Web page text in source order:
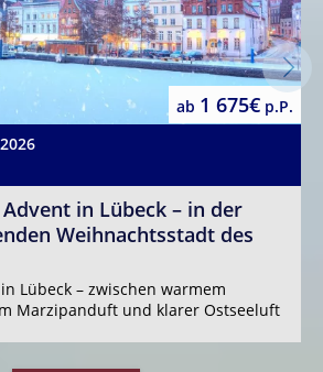
ab 1 675€ p.P.
in Lübeck – in der
Weihnachtsstadt des
Lübeck – zwischen warmem
Marzipanduft und klarer Ostseeluft